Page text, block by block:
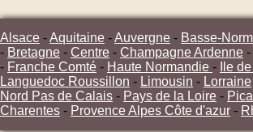
Alsace -Aquitaine -Auvergne - Basse-
- Bretagne - Centre - Champagne Ardenne -
- Franche Comté - Haute Normandie - Ile
Languedoc Roussillon - Limousin - Lorraine
Nord Pas de Calais - Pays de la Loire -
Charentes - Provence Alpes Côte d'azur -